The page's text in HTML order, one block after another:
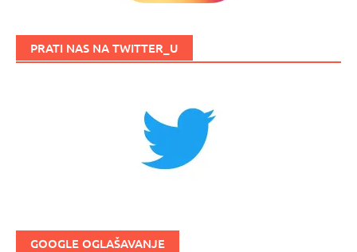
PRATI NAS NA TWITTER_U
GOOGLE OGLAŠAVANJE